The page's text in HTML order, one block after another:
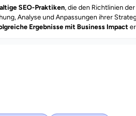
SEO-Praktiken, die den Richtlinien der
Analyse und Anpassungen ihrer
Ergebnisse mit Business Impact